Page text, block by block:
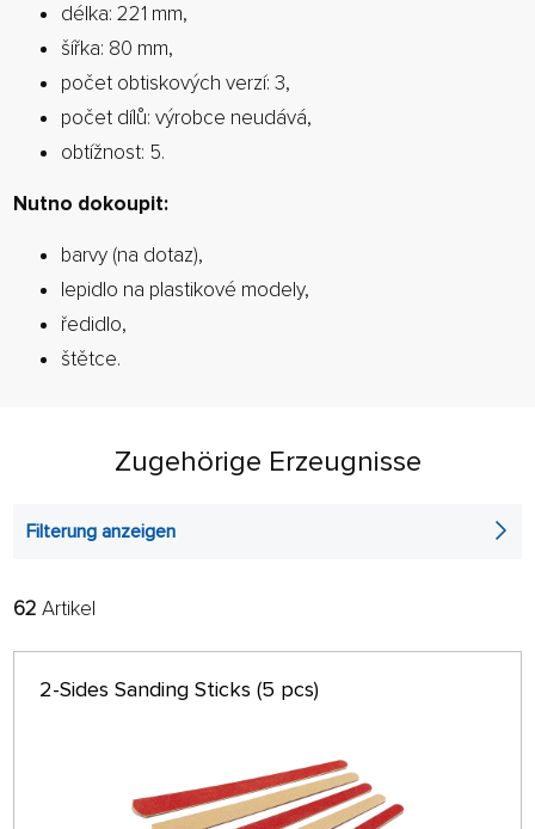
délka: 221 mm,
šířka: 80 mm,
počet obtiskových verzí: 3,
počet dílů: výrobce neudává,
obtížnost: 5.
Nutno dokoupit:
barvy (na dotaz),
lepidlo na plastikové modely,
ředidlo,
štětce.
Zugehörige Erzeugnisse
Filterung anzeigen
FILTER:
ALPHABETISCH
64 AUF SEITE
62 Artikel
2-Sides Sanding Sticks (5 pcs)